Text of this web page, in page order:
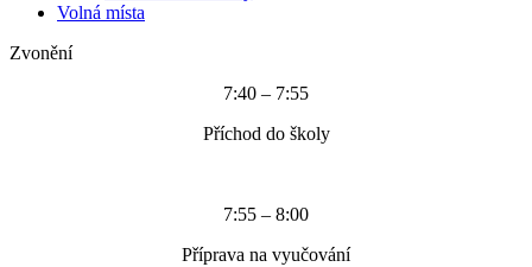
Volná místa
Zvonění
7:40 – 7:55
Příchod do školy
7:55 – 8:00
Příprava na vyučování